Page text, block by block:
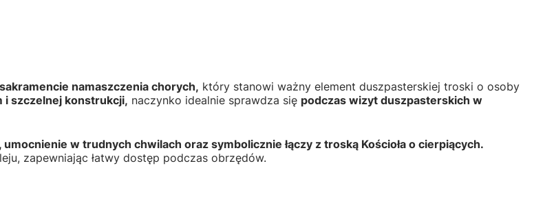
namaszczenia chorych, który stanowi ważny element duszpasterskiej troski o osoby
i szczelnej konstrukcji, naczynko idealnie sprawdza się podczas wizyt duszpasterskich w
w trudnych chwilach oraz symbolicznie łączy z troską Kościoła o cierpiących.
zapewniając łatwy dostęp podczas obrzędów.